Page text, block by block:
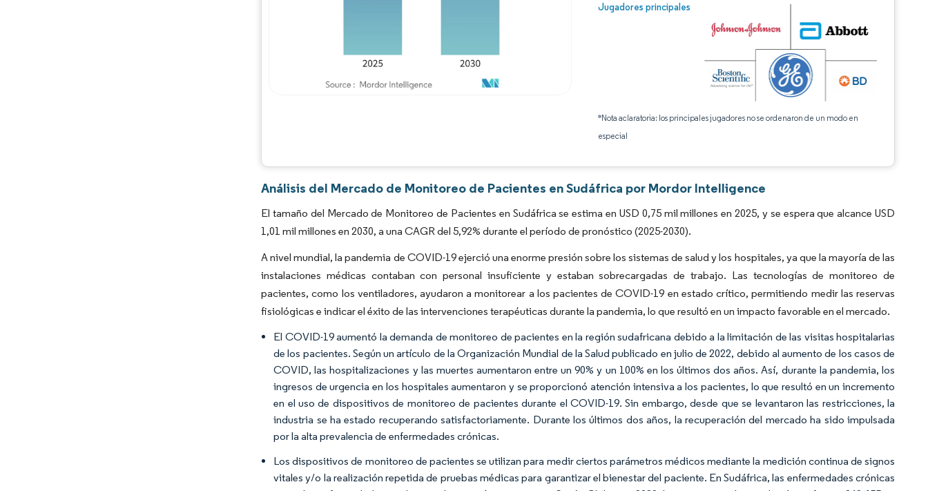
Jugadores principales
*Nota aclaratoria: los principales jugadores no se ordenaron de un modo en
especial
Análisis del Mercado de Monitoreo de Pacientes en Sudáfrica por Mordor Intelligence
El tamaño del Mercado de Monitoreo de Pacientes en Sudáfrica se estima en USD 0,75 mil millones en 2025, y se espera que alcance USD
1,01 mil millones en 2030, a una CAGR del 5,92% durante el período de pronóstico (2025-2030).
A nivel mundial, la pandemia de COVID-19 ejerció una enorme presión sobre los sistemas de salud y los hospitales, ya que la mayoría de las
instalaciones médicas contaban con personal insuficiente y estaban sobrecargadas de trabajo. Las tecnologías de monitoreo de
pacientes, como los ventiladores, ayudaron a monitorear a los pacientes de COVID-19 en estado crítico, permitiendo medir las reservas
fisiológicas e indicar el éxito de las intervenciones terapéuticas durante la pandemia, lo que resultó en un impacto favorable en el mercado.
El COVID-19 aumentó la demanda de monitoreo de pacientes en la región sudafricana debido a la limitación de las visitas hospitalarias
de los pacientes. Según un artículo de la Organización Mundial de la Salud publicado en julio de 2022, debido al aumento de los casos de
COVID, las hospitalizaciones y las muertes aumentaron entre un 90% y un 100% en los últimos dos años. Así, durante la pandemia, los
ingresos de urgencia en los hospitales aumentaron y se proporcionó atención intensiva a los pacientes, lo que resultó en un incremento
en el uso de dispositivos de monitoreo de pacientes durante el COVID-19. Sin embargo, desde que se levantaron las restricciones, la
industria se ha estado recuperando satisfactoriamente. Durante los últimos dos años, la recuperación del mercado ha sido impulsada
por la alta prevalencia de enfermedades crónicas.
Los dispositivos de monitoreo de pacientes se utilizan para medir ciertos parámetros médicos mediante la medición continua de signos
vitales y/o la realización repetida de pruebas médicas para garantizar el bienestar del paciente. En Sudáfrica, las enfermedades crónicas